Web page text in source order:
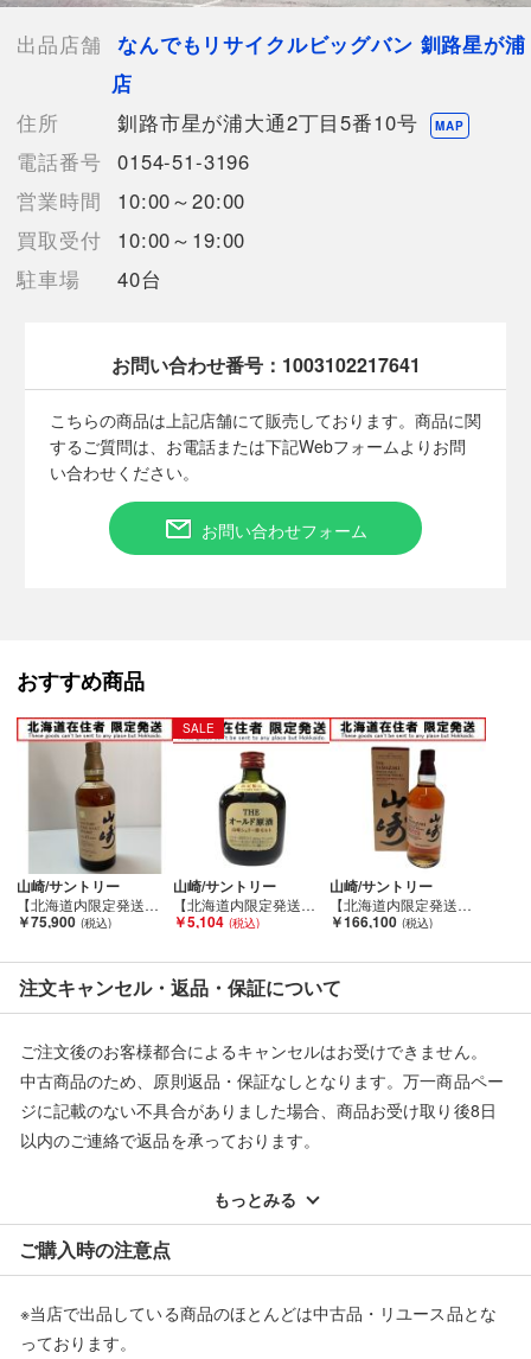
【付属品】なし
【ランク】Sランク
中身の確認の為のみに開封した商品、多少の使用（1
～2度程）、または店頭展示のみのほぼ新品に近い中古品
【使用予定配送業者】佐川急便 飛脚宅配便60サイズ
【こちらの商品は在庫連動システムを導入し、店頭や他ネットシ
ョップと併売を行なっておりますが、
タイミングによりシステムの反映が間に合わず欠品となってしま
う場合がございます。
売切れの場合は、ご購入をキャンセルさせていただく場合がござ
います。】
【お酒類備考】
未開封の商品ですが、保管期間中の自然蒸発による液減りや、
外箱・ボトル表面・ラベル・コルク等に汚れや多少のダメージが
ある場合が御座います。
また、コルクの状態や中身の風味・状態等の確認は行なっており
底部に一部沈殿物・浮遊物等が生じる場合もございます。
内容につきましての保証は致しませんので、ご理解の上、ご検討
人の手を経た商品です。
■未成年の飲酒は法律で禁止されております。
購入は「２０歳以上の方」に限らせていただきます。
■【北海道内限定発送】
こちらの商品は酒類販売免許に条件がある為、
北海道内に在住の方にしか発送できません。
ご購入後に北海道外の在住の方と発覚した場合は、
ご購入をキャンセルさせていただきます。
■【こちらの商品は店頭での受取が可能です】
店頭受取を希望される場合は、お渡しの際にご本人様確認書
現住所が北海道内であることを確認させていただきます。
■当店は税法を遵守した営業を行っております。
■弊社（株式会社オカモト）を装った偽装サイトにご注意くださ
弊社（株式会社オカモト）の商品画像や文章を無断盗用した『偽
装サイト』を確認しておりますが、
当店とは一切関係がございませんのでご注意ください。
出品店舗
なんでもリサイクルビッグバン 釧路星が浦
店
住所
釧路市星が浦大通2丁目5番10号 MAP
電話番号 0154-51-3196
営業時間
10:00～20:00
買取受付
10:00～19:00
駐車場
40台
お問い合わせ番号： 1003102217641
こちらの商品は上記店舗にて販売しております。商品に関
するご質問は、お電話または下記Webフォームよりお問
い合わせください。
お問い合わせフォーム
おすすめ商品
山崎/サントリー
【北海道内限定発送】 YAMAZAKI 山崎/サントリー 山崎 12年 ピュアモルト ウイスキー 特級 Sランク 未開栓
￥75,900
SALE
山崎/サントリー
【北海道内限定発送】 YAMAZAKI 山崎/サントリー 限定製造 THE オールド原酒 山崎シェリー樽モルト 50ml ミニボトル Sランク 未開栓
￥5,104
山崎/サントリー
【北海道内限定発送】 YAMAZAKI 山崎/サントリー 山崎ボルドーワインカスク 2020 EDITION Sランク 未開栓
￥166,100
注文キャンセル・返品・保証について
ご注文後のお客様都合によるキャンセルはお受けできません。
中古商品のため、原則返品・保証なしとなります。万一商品ペー
ジに記載のない不具合がありました場合、商品お受け取り後8日
以内のご連絡で返品を承っております。
配送料ともに当社負担で対応いたします。
※オンラインストアで購入頂いた商品は、店頭での返品はお受け
できません。また、商品の修理及び交換に関しては承ることがで
返品・交換について
もっとみる
ご購入時の注意点
※当店で出品している商品のほとんどは中古品・リユース品とな
っております。